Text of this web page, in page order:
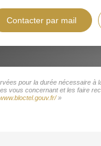
Contacter par mail
pour la durée nécessaire à
vous concernant et les faire
»